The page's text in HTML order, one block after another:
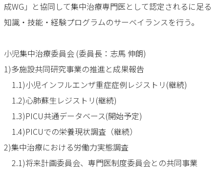
成WG」と協同して集中治療専門医として認定されるに足る
知識・技能・経験プログラムのサーベイランスを行う。
小児集中治療委員会 (委員長：志馬 伸朗)
1)多施設共同研究事業の推進と成果報告
1.1)小児インフルエンザ重症症例レジストリ(継続)
1.2)心肺蘇生レジストリ(継続)
1.3)PICU共通データベース(開始予定)
1.4)PICUでの栄養現状調査（継続）
2)集中治療における労働力実態調査
2.1)将来計画委員会、専門医制度委員会との共同事業